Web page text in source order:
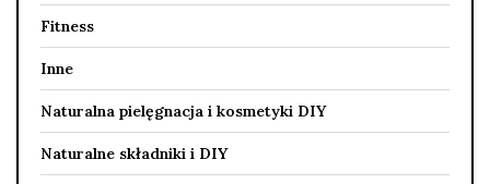
Fitness
Inne
Naturalna pielęgnacja i kosmetyki DIY
Naturalne składniki i DIY